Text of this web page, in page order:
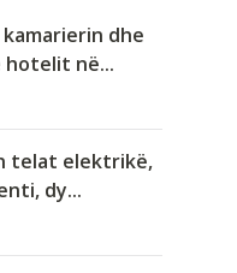
dhe
në...
telat elektrikë,
dy...